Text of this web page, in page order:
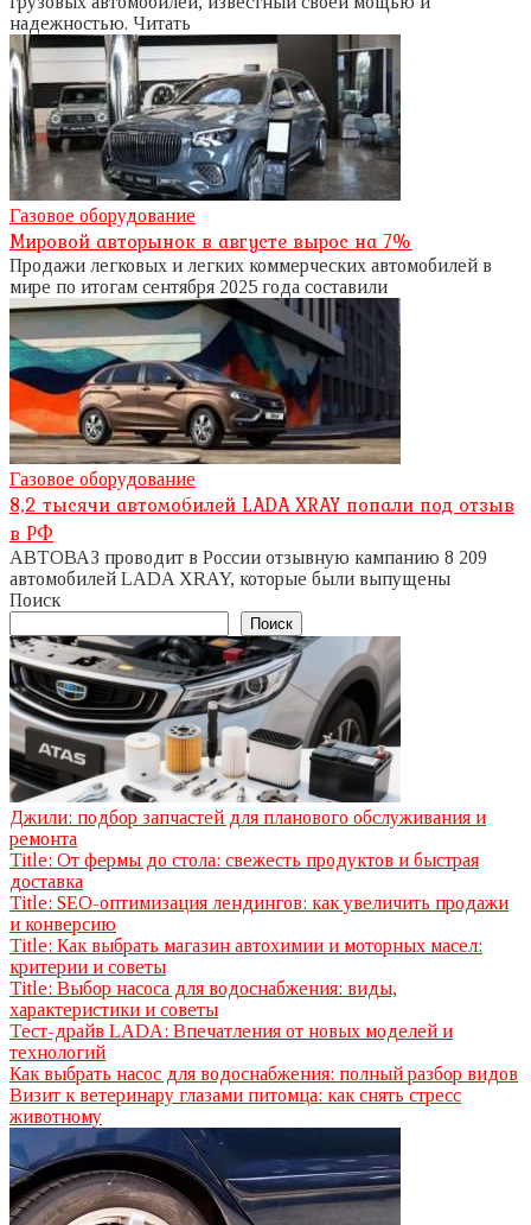
надежностью. Читать
Газовое оборудование
Мировой авторынок в августе вырос на 7%
Продажи легковых и легких коммерческих автомобилей в
мире по итогам сентября 2025 года составили
Газовое оборудование
8,2 тысячи автомобилей LADA XRAY попали под отзыв
в РФ
АВТОВАЗ проводит в России отзывную кампанию 8 209
автомобилей LADA XRAY, которые были выпущены
Поиск
Поиск
Джили: подбор запчастей для планового обслуживания и
ремонта
Title: От фермы до стола: свежесть продуктов и быстрая
доставка
Title: SEO-оптимизация лендингов: как увеличить продажи
и конверсию
Title: Как выбрать магазин автохимии и моторных масел:
критерии и советы
Title: Выбор насоса для водоснабжения: виды,
характеристики и советы
Тест-драйв LADA: Впечатления от новых моделей и
технологий
Как выбрать насос для водоснабжения: полный разбор видов
Визит к ветеринару глазами питомца: как снять стресс
животному